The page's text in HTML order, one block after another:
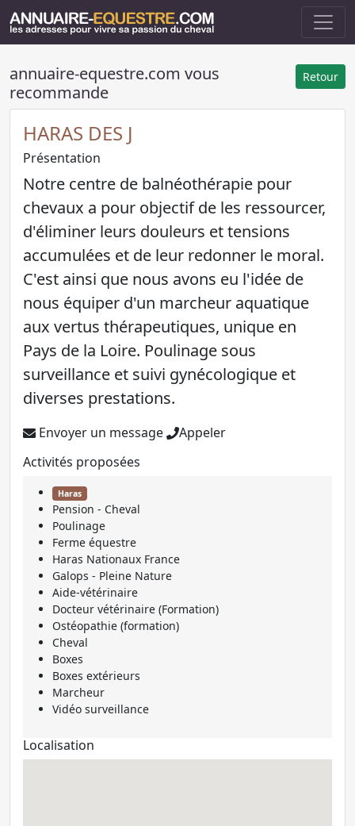
Retour
annuaire-equestre.com vous
recommande
HARAS DES J
Présentation
Notre centre de balnéothérapie pour
chevaux a pour objectif de les ressourcer,
d'éliminer leurs douleurs et tensions
accumulées et de leur redonner le moral.
C'est ainsi que nous avons eu l'idée de
nous équiper d'un marcheur aquatique
aux vertus thérapeutiques, unique en
Pays de la Loire. Poulinage sous
surveillance et suivi gynécologique et
diverses prestations.
Envoyer un message
Appeler
Activités proposées
Haras
Pension - Cheval
Poulinage
Ferme équestre
Haras Nationaux France
Galops - Pleine Nature
Aide-vétérinaire
Docteur vétérinaire (Formation)
Ostéopathie (formation)
Cheval
Boxes
Boxes extérieurs
Marcheur
Vidéo surveillance
Localisation